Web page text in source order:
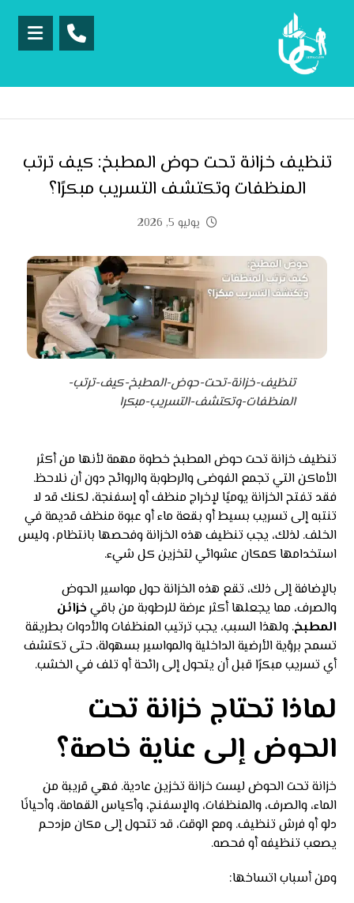
تنظيف خزانة تحت حوض المطبخ: كيف ترتب
المنظفات وتكتشف التسريب مبكرًا؟
يوليو 5, 2026
تنظيف-خزانة-تحت-حوض-المطبخ-كيف-ترتب-
المنظفات-وتكتشف-التسريب-مبكرا
تنظيف خزانة تحت حوض المطبخ خطوة مهمة لأنها من أكثر
الأماكن التي تجمع الفوضى والرطوبة والروائح دون أن نلاحظ.
فقد تفتح الخزانة يوميًا لإخراج منظف أو إسفنجة، لكنك قد لا
تنتبه إلى تسريب بسيط أو بقعة ماء أو عبوة منظف قديمة في
الخلف. لذلك، يجب تنظيف هذه الخزانة وفحصها بانتظام، وليس
استخدامها كمكان عشوائي لتخزين كل شيء.
بالإضافة إلى ذلك، تقع هذه الخزانة حول مواسير الحوض
والصرف، مما يجعلها أكثر عرضة للرطوبة من باقي خزائن
المطبخ. ولهذا السبب، يجب ترتيب المنظفات والأدوات بطريقة
تسمح برؤية الأرضية الداخلية والمواسير بسهولة، حتى تكتشف
أي تسريب مبكرًا قبل أن يتحول إلى رائحة أو تلف في الخشب.
لماذا تحتاج خزانة تحت
الحوض إلى عناية خاصة؟
خزانة تحت الحوض ليست خزانة تخزين عادية. فهي قريبة من
الماء، والصرف، والمنظفات، والإسفنج، وأكياس القمامة، وأحيانًا
دلو أو فرش تنظيف. ومع الوقت، قد تتحول إلى مكان مزدحم
يصعب تنظيفه أو فحصه.
ومن أسباب اتساخها: